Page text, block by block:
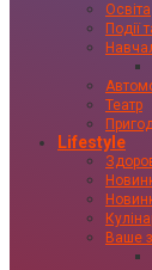
Освіта
Події
Театр
Lifestyle
Ваше